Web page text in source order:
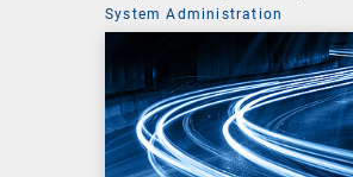
System Administration